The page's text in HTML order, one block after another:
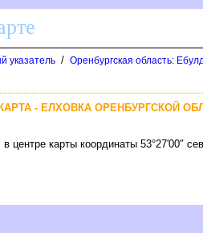
указатель / Оренбургская область:
- ЕЛХОВКА ОРЕНБУРГСКОЙ
центре карты координаты 53°27′00″